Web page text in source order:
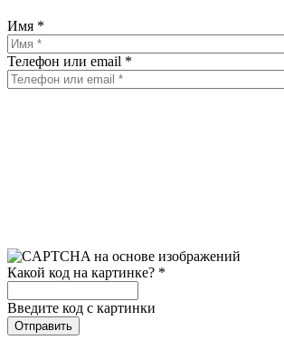
Имя *
Телефон или email *
Какой код на картинке? *
Введите код с картинки